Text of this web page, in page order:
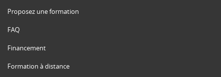
Proposez une formation
FAQ
Financement
Formation à distance